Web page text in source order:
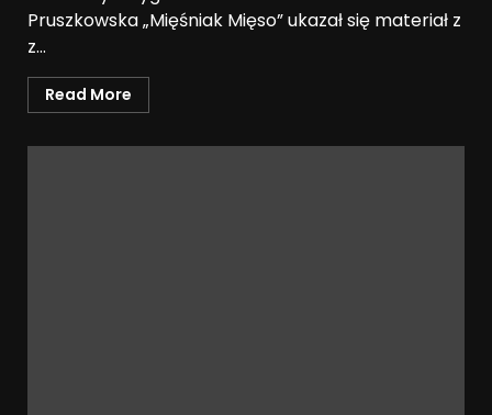
Pruszkowska „Mięśniak Mięso” ukazał się materiał z
z...
Read More